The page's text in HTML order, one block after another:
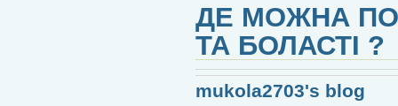
ДЕ МОЖНА
ТА БОЛАСТІ ?
mukola2703's blog